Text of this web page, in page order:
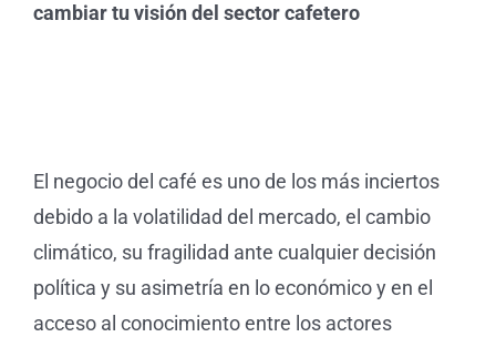
cambiar tu visión del sector cafetero
El negocio del café es uno de los más inciertos
debido a la volatilidad del mercado, el cambio
climático, su fragilidad ante cualquier decisión
política y su asimetría en lo económico y en el
acceso al conocimiento entre los actores